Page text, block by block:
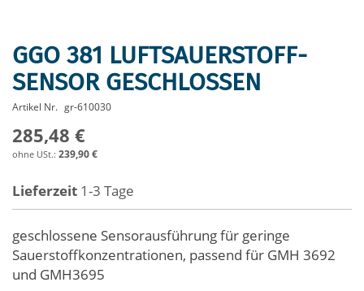
Zum
Anfang
der
Bildergalerie
springen
GGO 381 LUFTSAUERSTOFF-
SENSOR GESCHLOSSEN
Artikel Nr. gr-610030
285,48 €
239,90 €
Lieferzeit 1-3 Tage
geschlossene Sensorausführung für geringe
Sauerstoffkonzentrationen, passend für GMH 3692
und GMH3695